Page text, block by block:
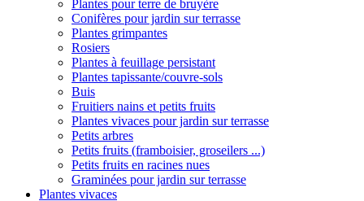
Plantes pour terre de bruyère
Conifères pour jardin sur terrasse
Plantes grimpantes
Rosiers
Plantes à feuillage persistant
Plantes tapissante/couvre-sols
Buis
Fruitiers nains et petits fruits
Plantes vivaces pour jardin sur terrasse
Petits arbres
Petits fruits (framboisier, groseilers ...)
Petits fruits en racines nues
Graminées pour jardin sur terrasse
Plantes vivaces